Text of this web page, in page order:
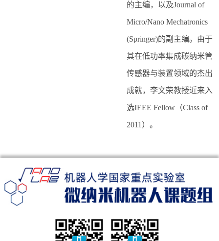
的主编，以及Journal of
Micro/Nano Mechatronics
(Springer)的副主编。由于
其在低功率集成碳纳米管
传感器与装置领域的杰出
成就，李文荣教授近来入
选IEEE Fellow（Class of
2011）。